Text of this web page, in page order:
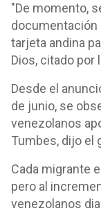
"De momento,
documentación
tarjeta andina
Dios, citado por
Desde el
de junio, se
venezolanos
Tumbes, dijo el
Cada migrante
pero al
venezolanos